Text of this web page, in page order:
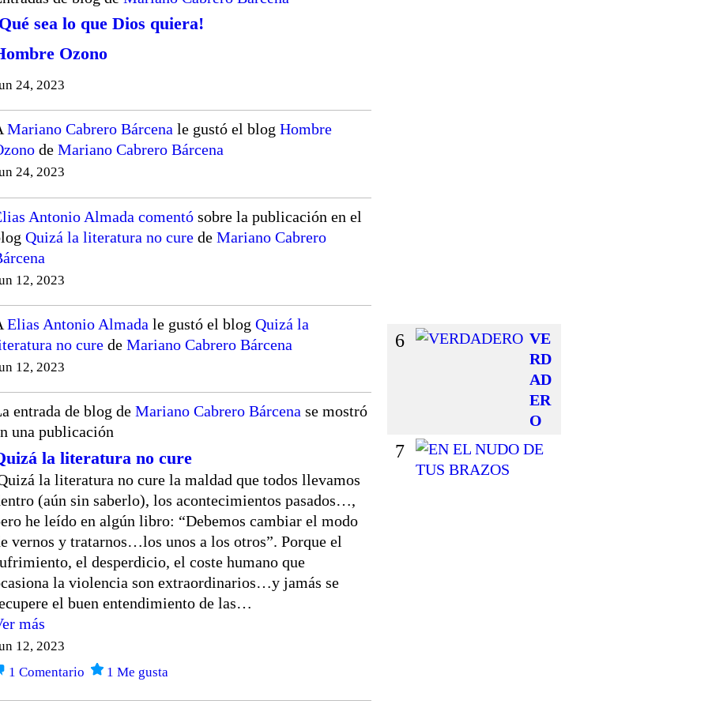
sea lo que Dios quiera!
Ozono
24, 2023
Mariano Cabrero Bárcena le gustó el blog Hombre
de Mariano Cabrero Bárcena
24, 2023
Antonio Almada comentó sobre la publicación en el
Quizá la literatura no cure de Mariano Cabrero
12, 2023
Elias Antonio Almada le gustó el blog Quizá la
no cure de Mariano Cabrero Bárcena
12, 2023
entrada de blog de Mariano Cabrero Bárcena se mostró
una publicación
la literatura no cure
la literatura no cure la maldad que todos llevamos
(aún sin saberlo), los acontecimientos pasados…,
he leído en algún libro: “Debemos cambiar el modo
vernos y tratarnos…los unos a los otros”. Porque el
el desperdicio, el coste humano que
la violencia son extraordinarios…y jamás se
el buen entendimiento de las…
más
12, 2023
1 Comentario 1 Me gusta
6
VE
RD
AD
ER
O
7